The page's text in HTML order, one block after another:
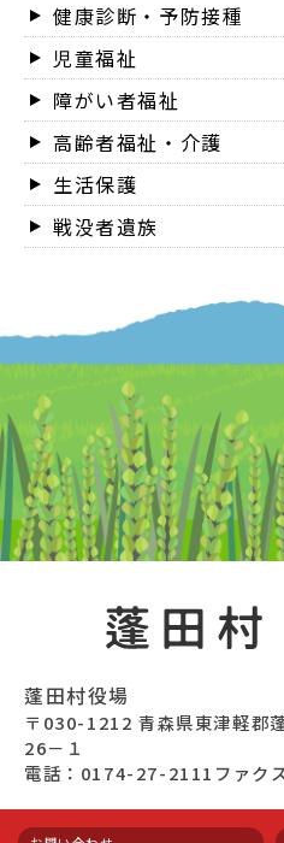
健康診断・予防接種
児童福祉
障がい者福祉
高齢者福祉・介護
生活保護
戦没者遺族
蓬田村役場
〒030-1212 青森県東津軽郡
26－１
電話：0174-27-2111 ファク